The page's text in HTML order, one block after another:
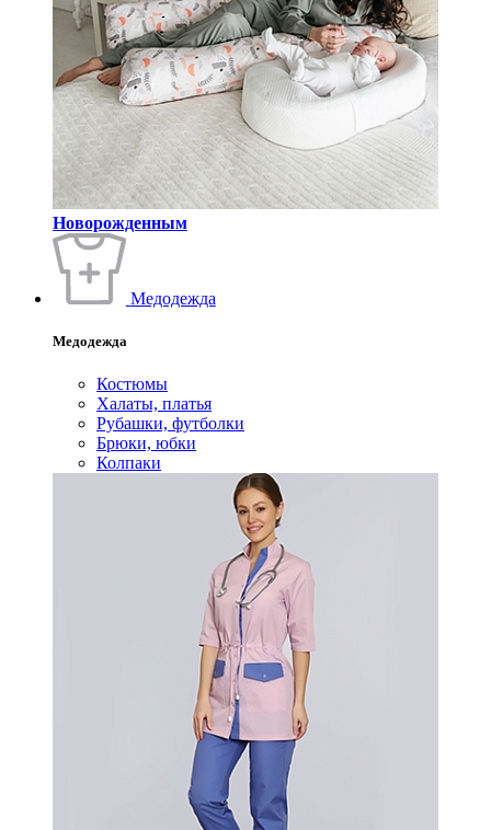
Новорожденным
Медодежда
Медодежда
Костюмы
Халаты, платья
Рубашки, футболки
Брюки, юбки
Колпаки